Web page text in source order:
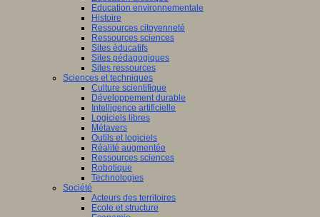
Education environnementale
Histoire
Ressources citoyenneté
Ressources sciences
Sites éducatifs
Sites pédagogiques
Sites ressources
Sciences et techniques
Culture scientifique
Développement durable
Intelligence artificielle
Logiciels libres
Métavers
Outils et logiciels
Réalité augmentée
Ressources sciences
Robotique
Technologies
Société
Acteurs des territoires
Ecole et structure